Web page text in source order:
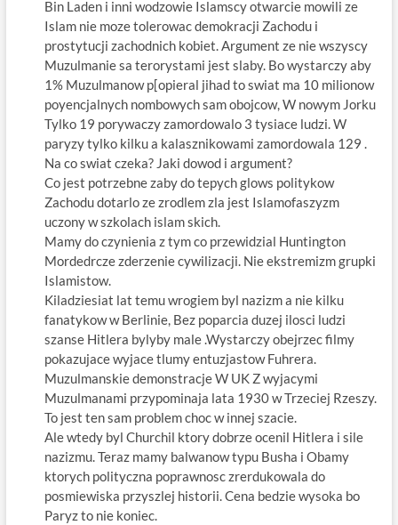
Bin Laden i inni wodzowie Islamscy otwarcie mowili ze
Islam nie moze tolerowac demokracji Zachodu i
prostytucji zachodnich kobiet. Argument ze nie wszyscy
Muzulmanie sa terorystami jest slaby. Bo wystarczy aby
1% Muzulmanow p[opieral jihad to swiat ma 10 milionow
poyencjalnych nombowych sam obojcow, W nowym Jorku
Tylko 19 porywaczy zamordowalo 3 tysiace ludzi. W
paryzy tylko kilku a kalasznikowami zamordowala 129 .
Na co swiat czeka? Jaki dowod i argument?
Co jest potrzebne zaby do tepych glows politykow
Zachodu dotarlo ze zrodlem zla jest Islamofaszyzm
uczony w szkolach islam skich.
Mamy do czynienia z tym co przewidzial Huntington
Mordedrcze zderzenie cywilizacji. Nie ekstremizm grupki
Islamistow.
Kiladziesiat lat temu wrogiem byl nazizm a nie kilku
fanatykow w Berlinie, Bez poparcia duzej ilosci ludzi
szanse Hitlera bylyby male .Wystarczy obejrzec filmy
pokazujace wyjace tlumy entuzjastow Fuhrera.
Muzulmanskie demonstracje W UK Z wyjacymi
Muzulmanami przypominaja lata 1930 w Trzeciej Rzeszy.
To jest ten sam problem choc w innej szacie.
Ale wtedy byl Churchil ktory dobrze ocenil Hitlera i sile
nazizmu. Teraz mamy balwanow typu Busha i Obamy
ktorych polityczna poprawnosc zrerdukowala do
posmiewiska przyszlej historii. Cena bedzie wysoka bo
Paryz to nie koniec.